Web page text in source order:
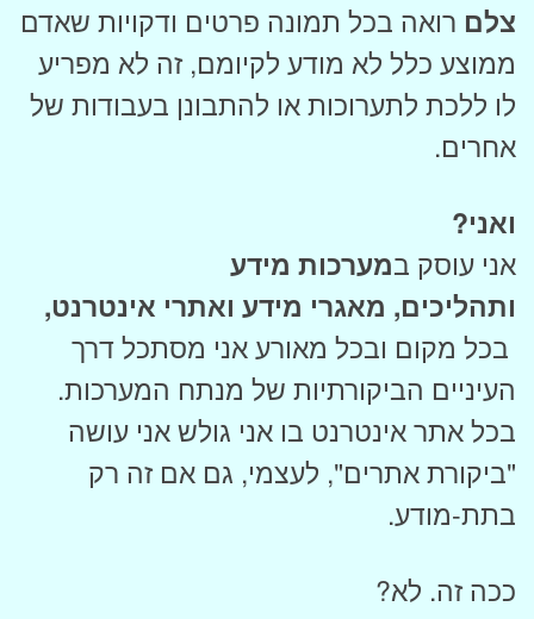
צלם רואה בכל תמונה פרטים ודקויות שאדם
ממוצע כלל לא מודע לקיומם, זה לא מפריע
לו ללכת לתערוכות או להתבונן בעבודות של
אחרים.
ואני?
אני עוסק במערכות מידע
ותהליכים, מאגרי מידע ואתרי אינטרנט,
בכל מקום ובכל מאורע אני מסתכל דרך
העיניים הביקורתיות של מנתח המערכות.
בכל אתר אינטרנט בו אני גולש אני עושה
"ביקורת אתרים", לעצמי, גם אם זה רק
בתת-מודע.
ככה זה. לא?